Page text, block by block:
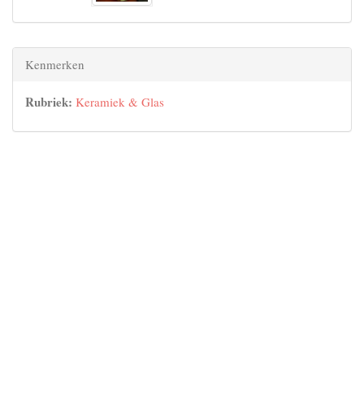
Kenmerken
Rubriek: Keramiek & Glas